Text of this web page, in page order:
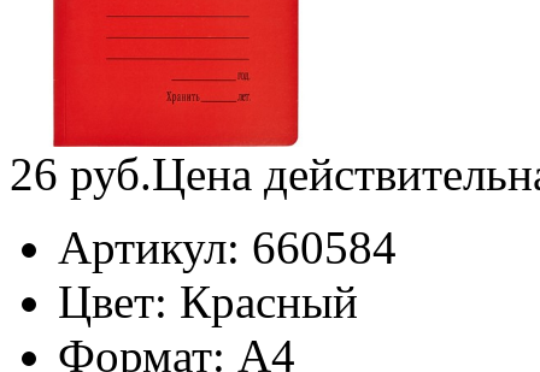
26 руб.Цена
Артикул: 660584
Цвет: Красный
Формат: А4